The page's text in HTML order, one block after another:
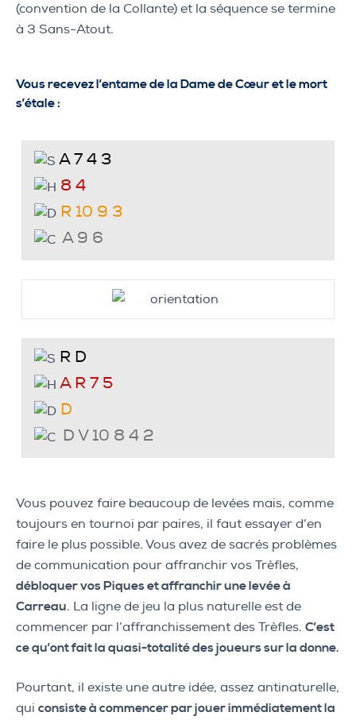
(convention de la Collante) et la séquence se termine
à 3 Sans-Atout.
Vous recevez l’entame de la Dame de Cœur et le mort
s’étale :
A 7 4 3
8 4
R 10 9 3
A 9 6
R D
A R 7 5
D
D V 10 8 4 2
Vous pouvez faire beaucoup de levées mais, comme
toujours en tournoi par paires, il faut essayer d’en
faire le plus possible. Vous avez de sacrés problèmes
de communication pour affranchir vos Trèfles,
débloquer vos Piques et affranchir une levée à
Carreau. La ligne de jeu la plus naturelle est de
commencer par l’affranchissement des Trèfles. C’est
ce qu’ont fait la quasi-totalité des joueurs sur la donne.
Pourtant, il existe une autre idée, assez antinaturelle,
qui consiste à commencer par jouer immédiatement la